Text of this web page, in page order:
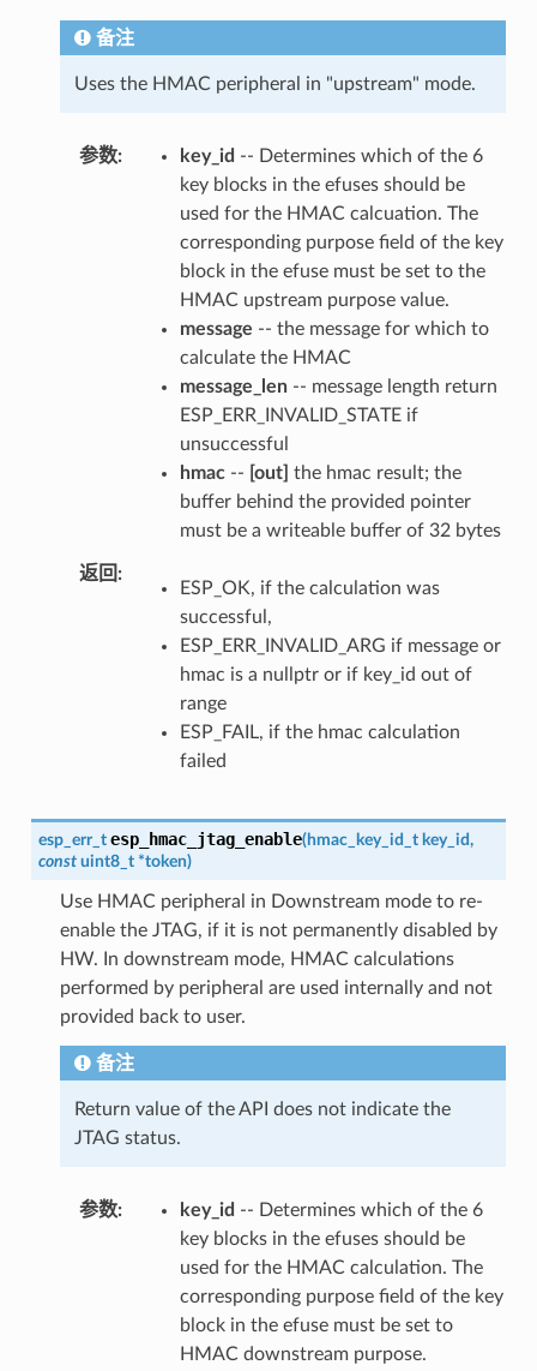
备注
Uses the HMAC peripheral in "upstream" mode.
参数 key_id -- Determines which of the 6
key blocks in the efuses should be
used for the HMAC calcuation. The
corresponding purpose field of the key
block in the efuse must be set to the
HMAC upstream purpose value.
message -- the message for which to
calculate the HMAC
message_len-- message length return
ESP_ERR_INVALID_STATE if
unsuccessful
hmac-- [out] the hmac result; the
buffer behind the provided pointer
must be a writeable buffer of 32 bytes
返回
ESP_OK, if the calculation was
successful,
ESP_ERR_INVALID_ARG if message or
hmac is a nullptr or if key_id out of
range
ESP_FAIL, if the hmac calculation
failed
esp_err_t esp_hmac_jtag_enable(hmac_key_id_t key_id,
const uint8_t *token)
Use HMAC peripheral in Downstream mode to re-
enable the JTAG, if it is not permanently disabled by
HW. In downstream mode, HMAC calculations
performed by peripheral are used internally and not
provided back to user.
备注
Return value of the API does not indicate the
JTAG status.
参数 key_id -- Determines which of the 6
key blocks in the efuses should be
used for the HMAC calculation. The
corresponding purpose field of the key
block in the efuse must be set to
HMAC downstream purpose.